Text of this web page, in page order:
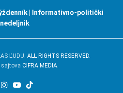
| Informativno-politički
nedeljnik
ĽUDU . ALL RIGHTS RESERVED.
sajtova CIFRA MEDIA.